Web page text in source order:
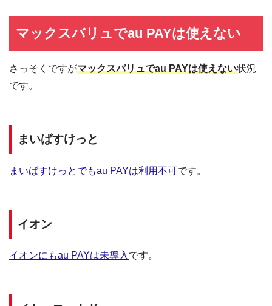
マックスバリュでau PAYは使えない
さっそくですがマックスバリュでau PAYは使えない状況
です。
まいばすけっと
まいばすけっとでもau PAYは利用不可です。
イオン
イオンにもau PAYは未導入 です。